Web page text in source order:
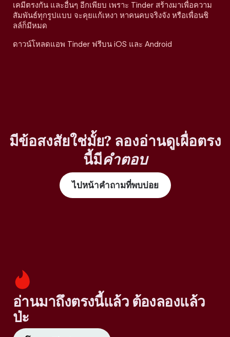
เคมีตรงกัน และอื่นๆ อีกเพียบ เพราะ Tinder สร้างมาเพื่อความ
สัมพันธ์ทุกรูปแบบ จะคุยแก้เหงา หาคนคบจริงจัง หรือเพื่อนชิ
ลล์ก็มีหมด
ดาวน์โหลดแอพ Tinder ฟรีบน iOS และ Android
มีข้อสงสัยใช่มั้ย? ลองอ่านดูเผื่อตรง
นี้มีคำตอบ
ไปหน้าคำถามที่พบบ่อย
อ่านมาถึงตรงนี้แล้ว ต้องลองแล้ว
ป่ะ